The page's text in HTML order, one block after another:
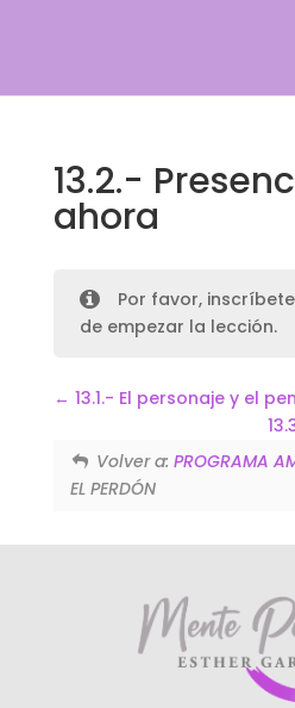
13.2.-
ahora
Por favor,
de empezar la lección.
13.1.- El personaje y el
Volver a:PROGRAMA
EL PERDÓN